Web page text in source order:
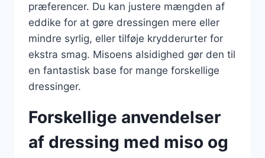
præferencer. Du kan justere mængden af
eddike for at gøre dressingen mere eller
mindre syrlig, eller tilføje krydderurter for
ekstra smag. Misoens alsidighed gør den til
en fantastisk base for mange forskellige
dressinger.
Forskellige anvendelser
af dressing med miso og